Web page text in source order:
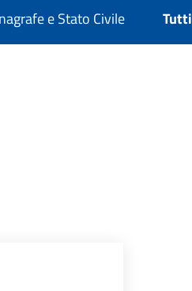
e Stato Civile